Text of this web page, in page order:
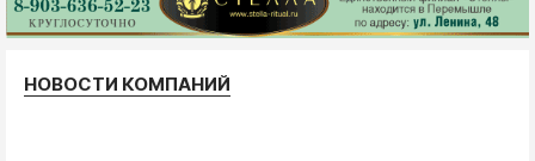
НОВОСТИ КОМПАНИЙ